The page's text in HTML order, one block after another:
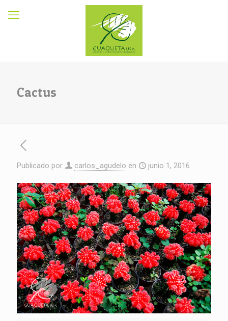
Cactus
Publicado por carlos_agudelo en junio 1, 2016